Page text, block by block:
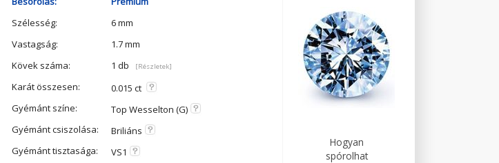
Szélesség:
6 mm
Vastagság:
1.7 mm
Kövek száma:
1 db [Részletek]
Karát összesen:
0.015 ct
Gyémánt színe:
Top Wesselton (G)
Gyémánt csiszolása:
Briliáns
Gyémánt tisztasága:
VS1
Hogyan
spórolhat